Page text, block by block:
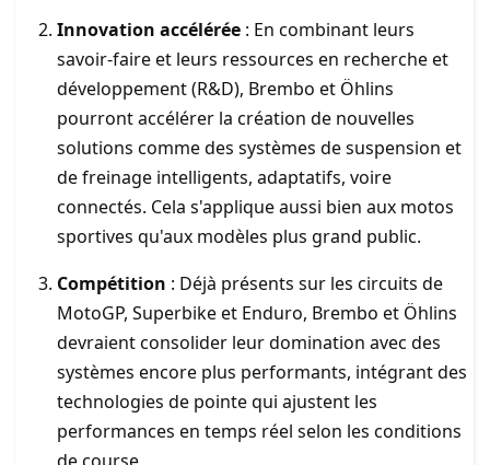
Innovation accélérée : En combinant leurs
savoir-faire et leurs ressources en recherche et
développement (R&D), Brembo et Öhlins
pourront accélérer la création de nouvelles
solutions comme des systèmes de suspension et
de freinage intelligents, adaptatifs, voire
connectés. Cela s'applique aussi bien aux motos
sportives qu'aux modèles plus grand public.
Compétition : Déjà présents sur les circuits de
MotoGP, Superbike et Enduro, Brembo et Öhlins
devraient consolider leur domination avec des
systèmes encore plus performants, intégrant des
technologies de pointe qui ajustent les
performances en temps réel selon les conditions